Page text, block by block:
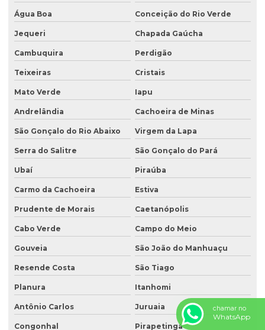
Água Boa Conceição do Rio Verde
Jequeri Chapada Gaúcha
Cambuquira Perdigão
Teixeiras Cristais
Mato Verde Iapu
Andrelândia Cachoeira de Minas
São Gonçalo do Rio Abaixo Virgem da Lapa
Serra do Salitre São Gonçalo do Pará
Ubaí Piraúba
Carmo da Cachoeira Estiva
Prudente de Morais Caetanópolis
Cabo Verde Campo do Meio
Gouveia São João do Manhuaçu
Resende Costa São Tiago
Planura Itanhomi
Antônio Carlos Juruaia
Congonhal Pirapetinga
chamar no
WhatsApp